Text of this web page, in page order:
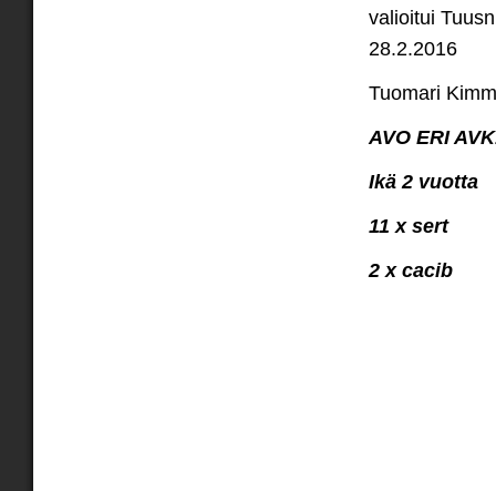
valioitui
28.2.2016
Tuomari
AVO ERI
Ikä 2 vuotta
11 x sert
2 x cacib